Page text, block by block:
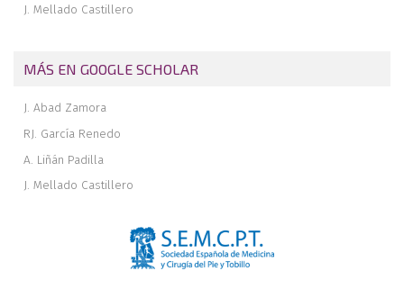
J. Mellado Castillero
MÁS EN GOOGLE SCHOLAR
J. Abad Zamora
RJ. García Renedo
A. Liñán Padilla
J. Mellado Castillero